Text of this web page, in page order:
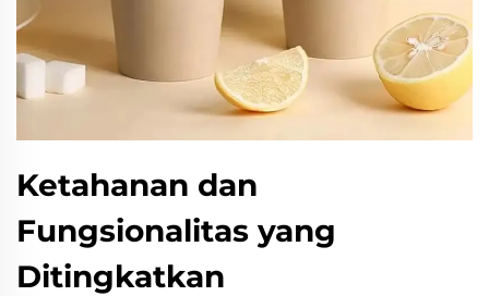
Ketahanan dan
Fungsionalitas yang
Ditingkatkan